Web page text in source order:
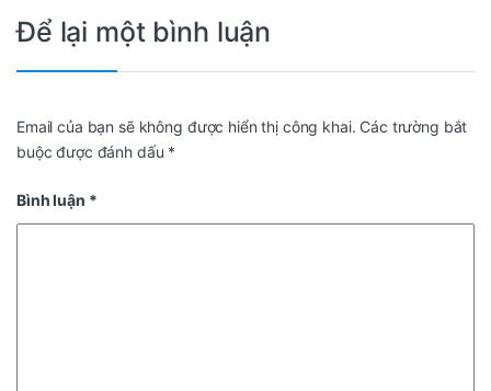
Để lại một bình luận
Email của bạn sẽ không được hiển thị công khai. Các trường bắt
buộc được đánh dấu *
Bình luận *